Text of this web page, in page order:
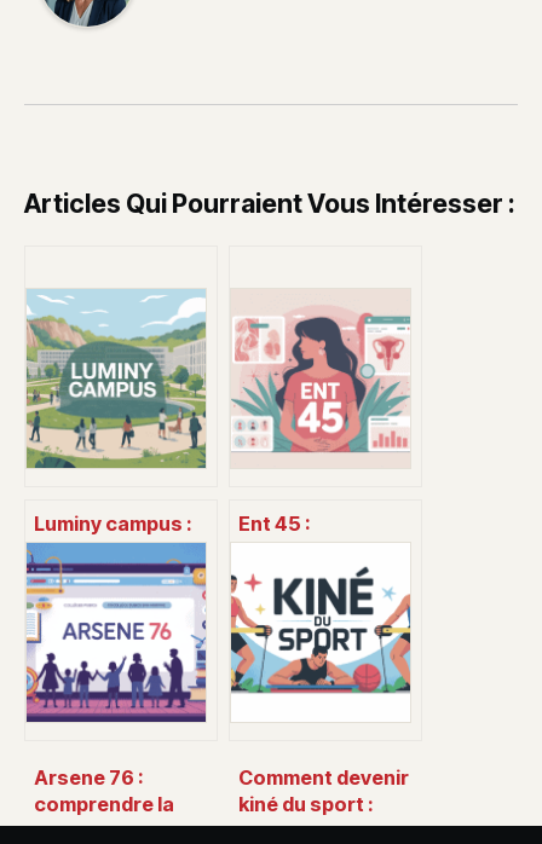
Articles Qui Pourraient Vous Intéresser :
Luminy campus :
guide complet
pour étudier et
vivre à luminy
Ent 45 :
comprendre,
calculer et utiliser
ce volume de
follicules
Arsene 76 :
comprendre la
plateforme, ses
Comment devenir
kiné du sport :
parcours,